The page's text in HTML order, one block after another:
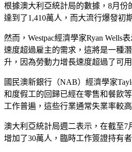
根據澳大利亞統計局的數據，8月份
達到了1,410萬人，而大流行爆發初
然而，Westpac經濟學家Ryan Wells
速度超過雇主的需求，這將是一種
升，因為勞動力增長速度超過了可用
國民澳新銀行（NAB）經濟學家
和度假工的回歸已經在零售和餐飲
工作普遍，這些行業通常失業率較高
澳大利亞統計局週二表示，在截至7
增加了30萬人，臨時工作簽證持有